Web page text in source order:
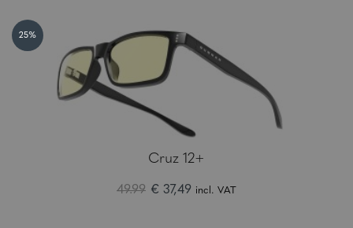
25%
Cruz 12+
49.99 € 37,49 incl. VAT